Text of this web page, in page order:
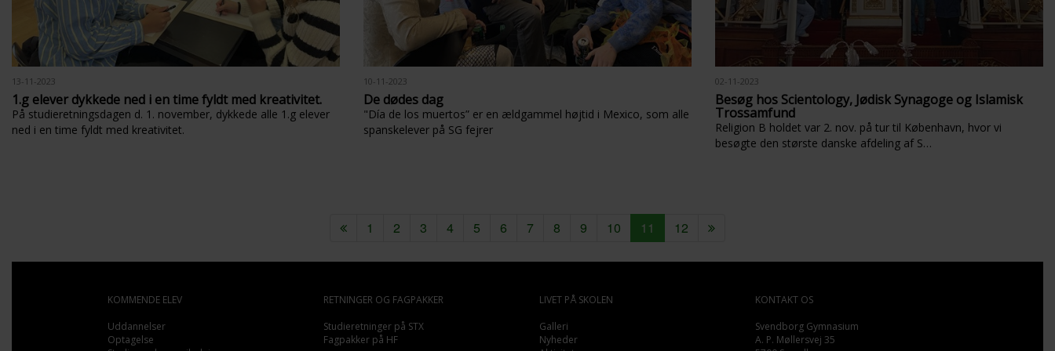
13-11-2023
1.g elever dykkede ned i en time fyldt med kreativitet.
På studieretningsdagen d. 1. november, dykkede alle 1.g elever
ned i en time fyldt med kreativitet.
10-11-2023
De dødes dag
"Día de los muertos” er en ældgammel højtid i Mexico, som alle
spanskelever på SG fejrer
02-11-2023
Besøg hos Scientology, Jødisk Synagoge og Islamisk
Trossamfund
Religion B holdet var 2. nov. på tur til København, hvor vi
besøgte den største danske afdeling af S…
1 2 3 4 5 6 7 8 9 10 11 12
KOMMENDE ELEV
Uddannelser
Optagelse
RETNINGER OG FAGPAKKER
Studieretninger på STX
Fagpakker på HF
LIVET PÅ SKOLEN
Galleri
Nyheder
KONTAKT OS
Svendborg Gymnasium
A. P. Møllersvej 35